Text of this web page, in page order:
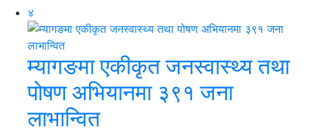
४
म्यागङमा एकीकृत जनस्वास्थ्य तथा
पोषण अभियानमा ३९१ जना
लाभान्वित